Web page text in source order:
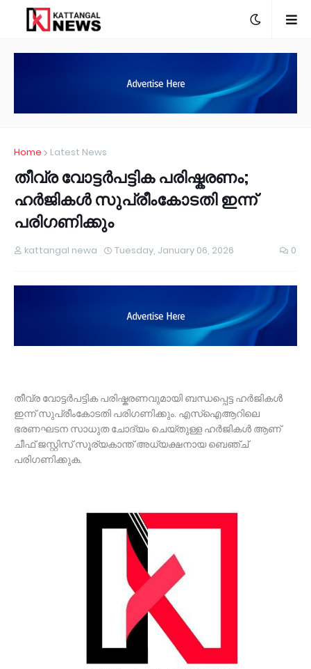
Home Latest News
തീവ്ര വോട്ടർപട്ടിക പരിഷ്കരണം;
ഹർജികൾ സുപ്രീംകോടതി ഇന്ന്
പരിഗണിക്കും
kattangal newa Tuesday, January 06, 2026 0
തീവ്ര വോട്ടർപട്ടിക പരിഷ്കരണവുമായി ബന്ധപ്പെട്ട ഹർജികൾ
ഇന്ന് സുപ്രീംകോടതി പരിഗണിക്കും. എസ്ഐആറിലെ
ഭരണഘടന സാധുത ചോദ്യം ചെയ്തുള്ള ഹർജികൾ ആണ്
ചീഫ് ജസ്റ്റിസ് സൂര്യകാന്ത് അധ്യക്ഷനായ ബെഞ്ച്
പരിഗണിക്കുക.